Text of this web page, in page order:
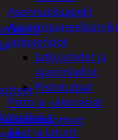
Asennuskaapelit
Jatkojohdot
Jatkojohdot ja
ajastinkellot
Pistotulpat
Pisto ja -jakorasiat
Akut ja laturit